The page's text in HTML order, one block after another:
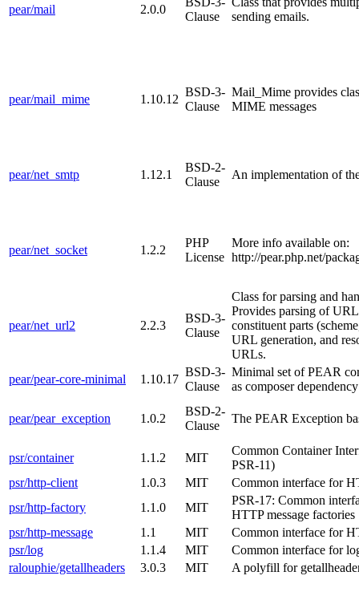
pear/mail 2.0.0
Clause
sending emails.
pear/mail_mime 1.10.12
BSD-3-
Clause
Mail_Mime provides
MIME messages
pear/net_smtp 1.12.1
BSD-2-
Clause
An implementation of
pear/net_socket 1.2.2
PHP
License
More info available on:
http://pear.php.net/
pear/net_url2 2.2.3
BSD-3-
Clause
Class for parsing and
Provides parsing of
constituent parts
URL generation, and
URLs.
pear/pear-core-minimal
1.10.17
BSD-3-
Clause
Minimal set of PEAR
as composer dependency
pear/pear_exception 1.0.2
BSD-2-
Clause
The PEAR Exception
psr/container 1.1.2 MIT
Common Container
PSR-11)
psr/http-client
1.0.3 MIT
Common interface for
psr/http-factory
1.1.0 MIT
PSR-17: Common
HTTP message factories
psr/http-message
1.1 MIT
Common interface for
psr/log
1.1.4 MIT
Common interface for
ralouphie/getallheaders
3.0.3 MIT A polyfill for